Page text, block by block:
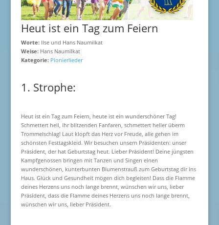
Heut ist ein Tag zum Feiern
Worte:Ilse und Hans Naumilkat
Weise:Hans Naumilkat
Kategorie: Pionierlieder
1. Strophe:
Heut ist ein Tag zum Feiern, heute ist ein wunderschöner Tag!
Schmettert hell, ihr blitzenden Fanfaren, schmettert heller überm
Trommelschlag! Laut klopft das Herz vor Freude, alle gehen im
schönsten Festtagskleid. Wir besuchen unsern Präsidenten: unser
Präsident, der hat Geburtstag heut. Lieber Präsident! Deine jüngsten
Kampfgenossen bringen mit Tanzen und Singen einen
wunderschönen, kunterbunten Blumenstrauß zum Geburtstag dir ins
Haus. Glück und Gesundheit mögen dich begleiten! Dass die Flamme
deines Herzens uns noch lange brennt, wünschen wir uns, lieber
Präsident, dass die Flamme deines Herzens uns noch lange brennt,
wünschen wir uns, lieber Präsident.